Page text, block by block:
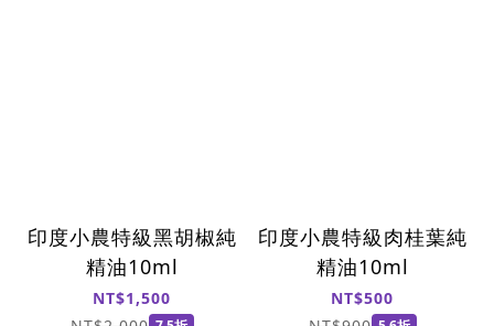
印度小農特級黑胡椒純
精油10ml
NT$1,500
印度小農特級肉桂葉純
精油10ml
NT$500